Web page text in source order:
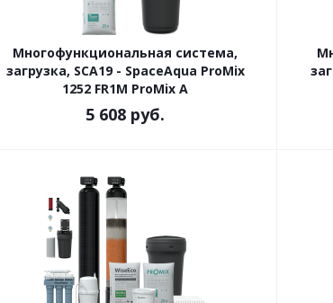
Многофункциональная система,
загрузка, SCA19 - SpaceAqua ProMix
1252 FR1M ProMix A
5 608 руб.